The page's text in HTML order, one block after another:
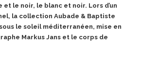
le noir, le blanc et noir. Lors d’un
la collection Aubade & Baptiste
le soleil méditerranéen, mise en
Markus Jans et le corps de